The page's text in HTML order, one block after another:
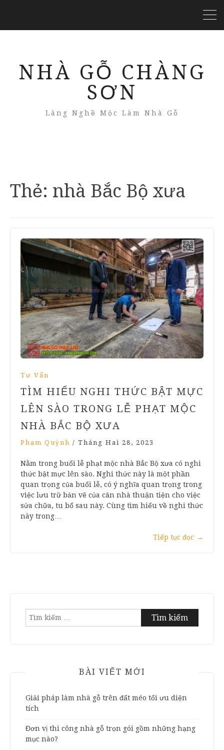
NHÀ GỖ CHÀNG
SƠN
Làng Nghề Mộc Làm Nhà Gỗ
Thẻ: nhà Bắc Bộ xưa
Tư Vấn
TÌM HIỂU NGHI THỨC BẬT MỰC
LÊN SÀO TRONG LỄ PHẠT MỘC
NHÀ BẮC BỘ XƯA
Phạm Quỳnh / Tháng Hai 28, 2023
Nằm trong buổi lễ phạt mộc nhà Bắc Bộ xưa có nghi
thức bật mực lên sào. Nghi thức này là một phần
quan trọng của buổi lễ, có ý nghĩa quan trọng trong
việc lưu trữ bản vẽ của căn nhà thuận tiện cho việc
sửa chữa, tu bổ sau này. Cùng tìm hiểu về nghi thức
này trong…
Tiếp tục đọc →
Tìm
BÀI VIẾT MỚI
Giải pháp làm nhà gỗ trên đất méo tối ưu diện
tích
Đơn vị thi công nhà gỗ trọn gói gồm những hạng
mục nào?